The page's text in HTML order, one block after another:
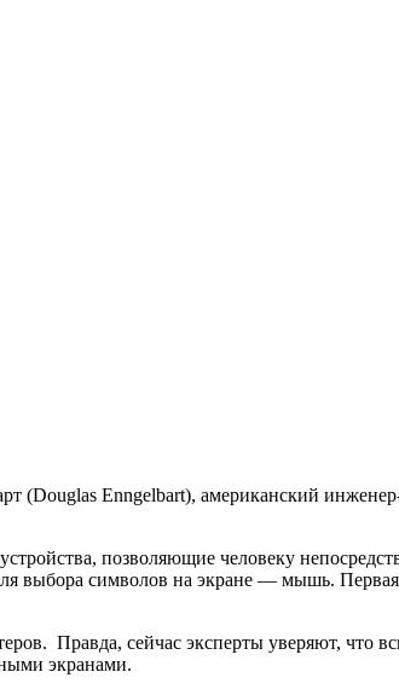
(Douglas Enngelbart), американский
позволяющие человеку
выбора символов на экране — мышь.
Правда, сейчас эксперты уверяют, что
экранами.